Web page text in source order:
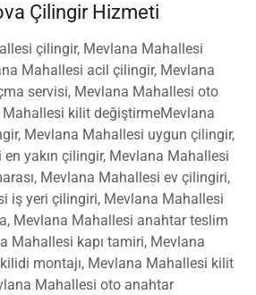
çilingir, Mevlana Mahallesi
Mahallesi acil çilingir, Mevlana
servisi, Mevlana Mahallesi oto
kilit değiştirmeMevlana
Mevlana Mahallesi uygun çilingir,
yakın çilingir, Mevlana Mahallesi
Mevlana Mahallesi ev çilingiri,
iş yeri çilingiri, Mevlana Mahallesi
Mevlana Mahallesi anahtar teslim
Mahallesi kapı tamiri, Mevlana
montajı, Mevlana Mahallesi kilit